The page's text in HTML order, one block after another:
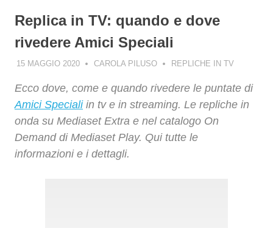
Replica in TV: quando e dove
rivedere Amici Speciali
15 MAGGIO 2020 CAROLA PILUSO REPLICHE IN TV
Ecco dove, come e quando rivedere le puntate di
Amici Specialiin tv e in streaming. Le repliche in
onda su Mediaset Extra e nel catalogo On
Demand di Mediaset Play. Qui tutte le
informazioni e i dettagli.